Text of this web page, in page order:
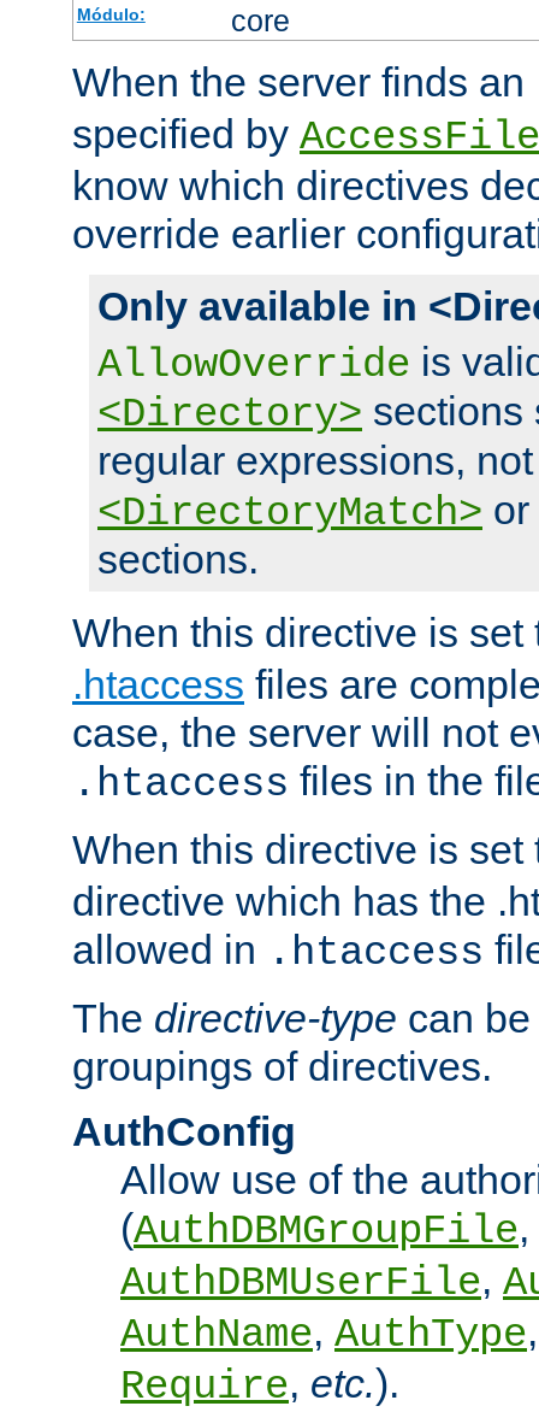
Módulo: core
When the server finds an
specified by
know which directives
override earlier
Only available in
AllowOverride is
<Directory> sections
regular expressions,
<DirectoryMatch> or
sections.
When this directive is
.htaccess files are
case, the server will not
.htaccess files in the
When this directive is
directive which has the
allowed in .htaccess
The directive-type can
groupings of directives.
AuthConfig
Allow use of the
(AuthDBMGroupFile,
AuthDBMUserFile,
AuthName, AuthType
Require, etc.).